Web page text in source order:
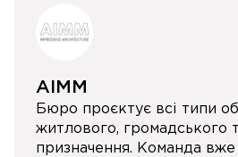
AIMM
Бюро проєктує всі типи
житлового, громадського
призначення. Команда